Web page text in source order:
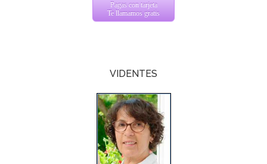
Pagas con tarjeta
Te llamamos gratis
VIDENTES